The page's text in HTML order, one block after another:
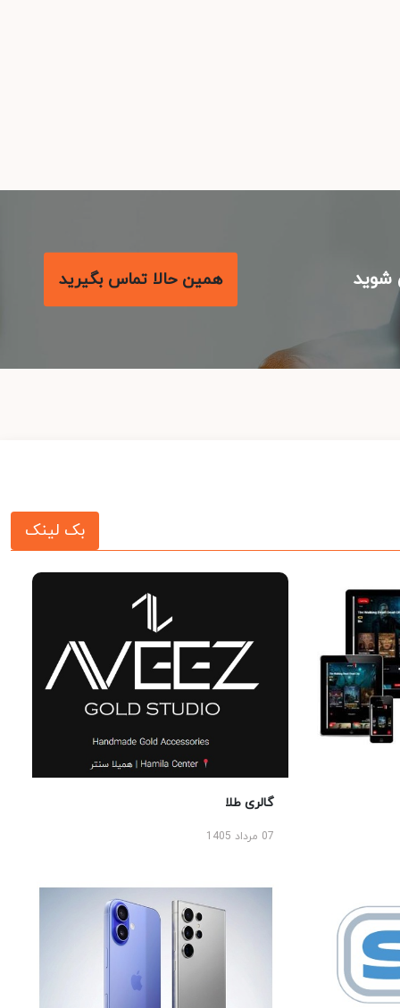
همین حالا تماس بگیرید
بک لینک
گالری طلا
07 مرداد 1405